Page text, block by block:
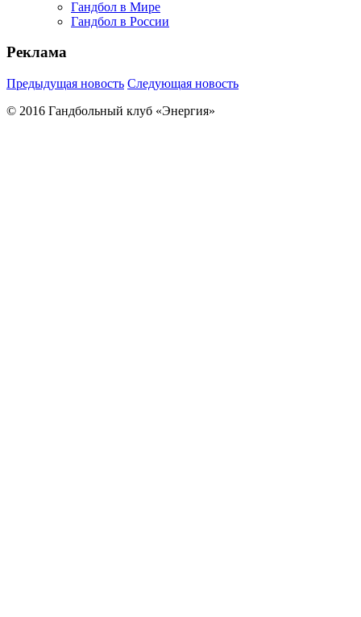
Гандбол в Мире
Гандбол в России
Реклама
Предыдущая новость Следующая новость
© 2016 Гандбольный клуб «Энергия»